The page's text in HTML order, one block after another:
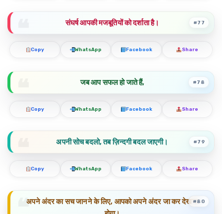
संघर्ष आपकी मजबूतियों को दर्शाता है। #77
Copy WhatsApp Facebook Share
जब आप सफल हो जाते हैं, #78
Copy WhatsApp Facebook Share
अपनी सोच बदलो, तब ज़िन्दगी बदल जाएगी। #79
Copy WhatsApp Facebook Share
अपने अंदर का सच जानने के लिए, आपको अपने अंदर जा कर देखना#80